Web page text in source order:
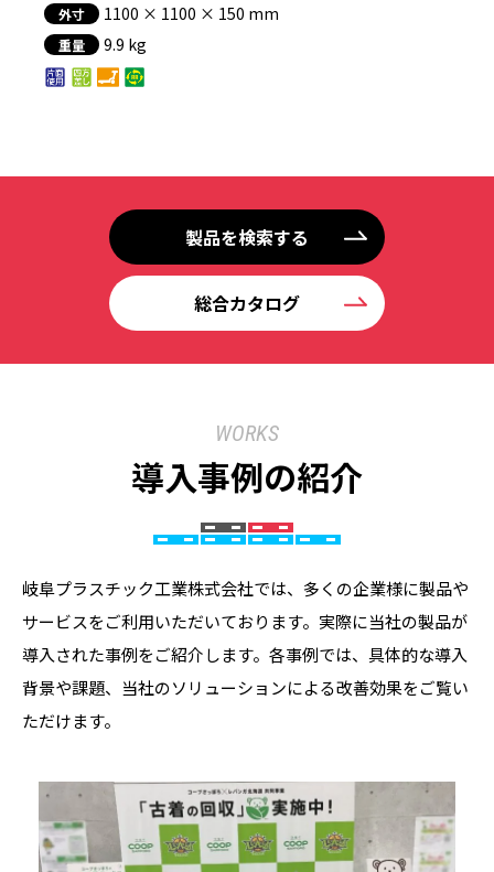
外寸 1100 × 1100 × 150 mm
重量 9.9 kg
製品を検索する
総合カタログ
WORKS
導入事例の紹介
岐阜プラスチック工業株式会社では、多くの企業様に製品や
サービスをご利用いただいております。実際に当社の製品が
導入された事例をご紹介します。各事例では、具体的な導入
背景や課題、当社のソリューションによる改善効果をご覧い
ただけます。